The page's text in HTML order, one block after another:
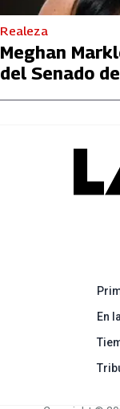
Realeza
Meghan
del Senado
En